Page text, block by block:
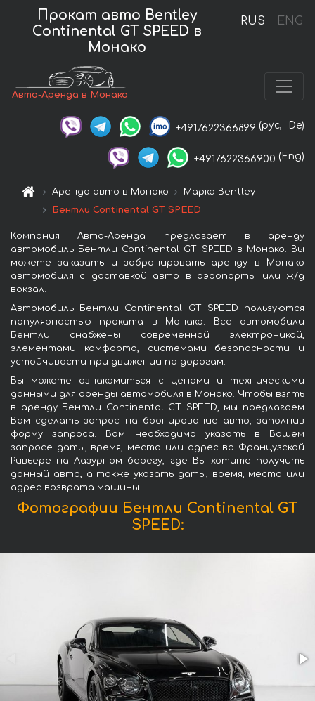
RUS ENG
Прокат авто Bentley
Continental GT SPEED в
Монако
Авто-Аренда в Монако
+4917622366899 (рус, De)
+4917622366900 (Eng)
Аренда авто в Монако
Марка Bentley
Бентли Continental GT SPEED
Компания Авто-Аренда предлагает в аренду
автомобиль Бентли Continental GT SPEED в Монако. Вы
можете заказать и забронировать аренду в Монако
автомобиля с доставкой авто в аэропорты или ж/д
вокзал.
Автомобиль Бентли Continental GT SPEED пользуются
популярностью проката в Монако. Все автомобили
Бентли снабжены современной электроникой,
элементами комфорта, системами безопасности и
устойчивости при движении по дорогам.
Вы можете ознакомиться с ценами и техническими
данными для аренды автомобиля в Монако. Чтобы взять
в аренду Бентли Continental GT SPEED, мы предлагаем
Вам сделать запрос на бронирование авто, заполнив
форму запроса. Вам необходимо указать в Вашем
запросе даты, время, место или адрес во Французской
Ривьере на Лазурном берегу, где Вы хотите получить
данный авто, а также указать даты, время, место или
адрес возврата машины.
Фотографии Бентли Continental GT
SPEED: